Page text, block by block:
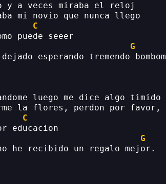
y a veces miraba el reloj
mi novio que nunca llego
C
puede seeer
G
esperando tremendo bombom
luego me dice algo timido
la flores, perdon por favor,
C
educacion
G
he recibido un regalo mejor.